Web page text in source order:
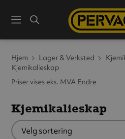
MenySøk
Hjem Lager & Verksted
Kjemikalieskap
Priser vises eks. MVA Endre
Kjemikalieskap